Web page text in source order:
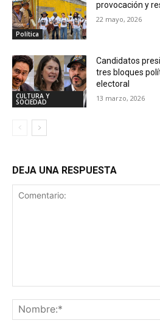
Política
provocación y
22 mayo, 2026
CULTURA Y
SOCIEDAD
Candidatos
tres bloques
electoral
13 marzo, 2026
DEJA UNA RESPUESTA